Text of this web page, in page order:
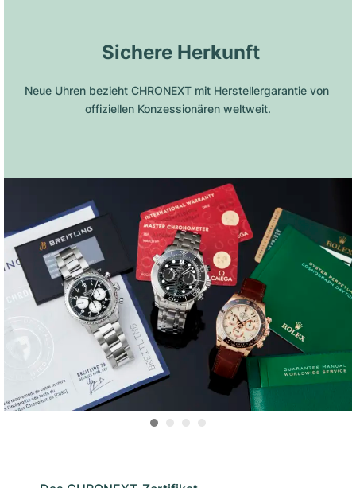
Sichere Herkunft
Neue Uhren bezieht CHRONEXT mit Herstellergarantie von
offiziellen Konzessionären weltweit.